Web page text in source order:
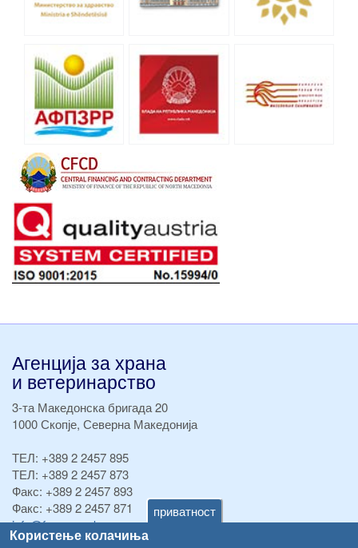
приватност
Користење колачиња
Агенција за храна
и ветеринарство
3-та Македонска бригада 20
1000 Скопје, Северна Македонија
ТЕЛ: +389 2 2457 895
ТЕЛ: +389 2 2457 873
Факс: +389 2 2457 893
Факс: +389 2 2457 871
info@fva.gov.mk